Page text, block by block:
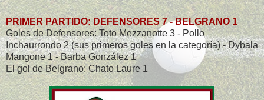
PRIMER PARTIDO: DEFENSORES 7 - BELGRANO 1
Goles de Defensores: Toto Mezzanotte 3 - Pollo
Inchaurrondo 2 (sus primeros goles en la categoría) - Dybala
Mangone 1 - Barba González 1
El gol de Belgrano: Chato Laure 1